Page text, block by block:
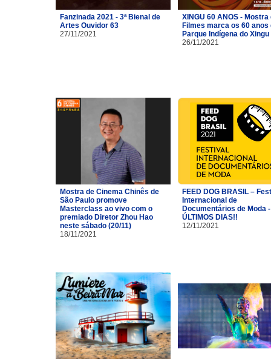
Fanzinada 2021 - 3ª Bienal de
Artes Ouvidor 63
27/11/2021
XINGU 60 ANOS - Mostra
Filmes marca os 60 anos
Parque Indígena do Xingu
26/11/2021
Mostra de Cinema Chinês de
São Paulo promove
Masterclass ao vivo com o
premiado Diretor Zhou Hao
neste sábado (20/11)
18/11/2021
FEED DOG BRASIL –
Internacional de
Documentários de Moda -
ÚLTIMOS DIAS!!
12/11/2021